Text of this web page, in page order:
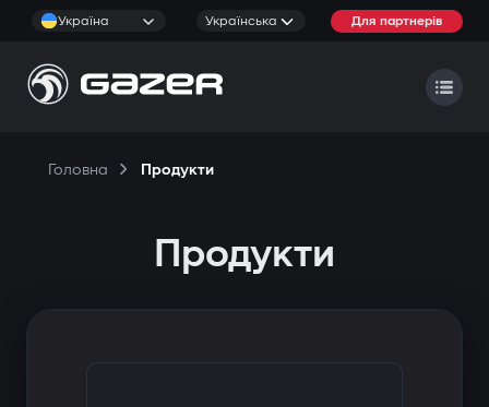
Україна Українська Для партнерів
Головна Продукти
Продукти